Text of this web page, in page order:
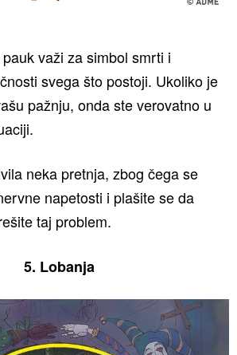
važi za simbol smrti i
svega što postoji. Ukoliko je
pažnju, onda ste verovatno u
neka pretnja, zbog čega se
napetosti i plašite se da
taj problem.
5. Lobanja